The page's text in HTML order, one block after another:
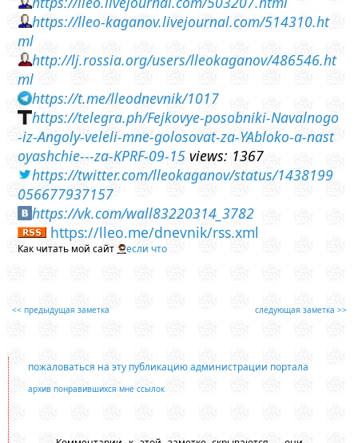
https://lleo-kaganov.livejournal.com/514310.ht
ml
http://lj.rossia.org/users/lleokaganov/486546.ht
ml
https://t.me/lleodnevnik/1017
https://telegra.ph/Fejkovye-posobniki-Navalnogo
-iz-Angoly-veleli-mne-golosovat-za-YAbloko-a-nast
oyashchie---za-KPRF-09-15 views: 1367
https://twitter.com/lleokaganov/status/1438199
056677937157
https://vk.com/wall83220314_3782
https://lleo.me/dnevnik/rss.xml
Как читать мой сайт если что
<< предыдущая заметка следующая заметка >>
пожаловаться на эту публикацию администрации портала
архив понравившихся мне ссылок